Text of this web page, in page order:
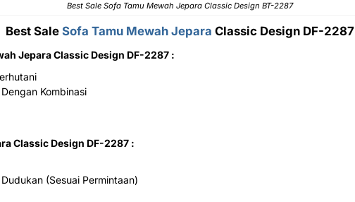
Best Sale Sofa Tamu Mewah Jepara Classic Design BT-2287
Best Sale Sofa Tamu Mewah Jepara Classic Design DF-2287
Jepara Classic Design DF-2287 :
Kombinasi
Classic Design DF-2287 :
(Sesuai Permintaan)